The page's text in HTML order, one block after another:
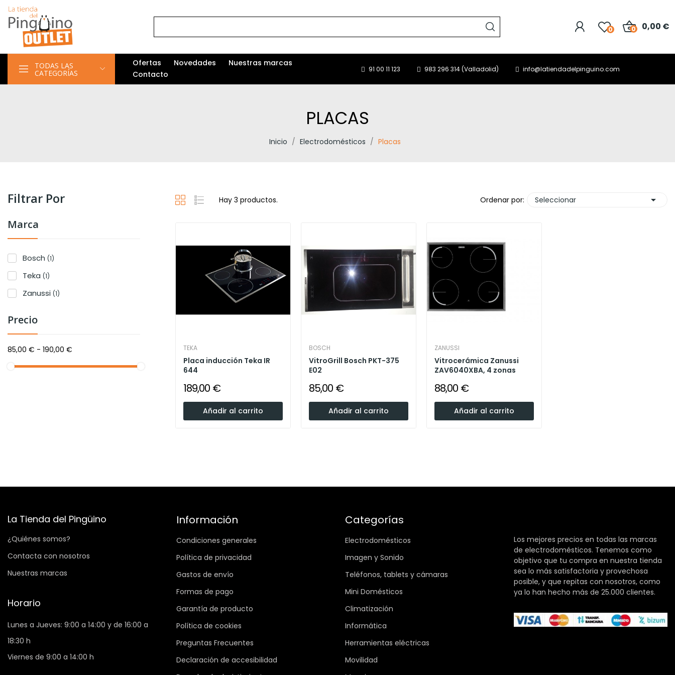
0 0,00 €
0
TODAS LAS
CATEGORÍAS
Ofertas Novedades
Nuestras marcas
Contacto
91 00 11 123 983 296 314 (Valladolid) info@latiendadelpinguino.com
PLACAS
Inicio Electrodomésticos Placas
Filtrar Por
Marca
Bosch (1)
Teka (1)
Zanussi (1)
Precio
85,00 € - 190,00 €
Hay 3 productos. Ordenar por: Seleccionar 
TEKA
Placa inducción Teka IR
644
189,00 €
Añadir al carrito
BOSCH
VitroGrill Bosch PKT-375
E02
85,00 €
Añadir al carrito
ZANUSSI
Vitrocerámica Zanussi
ZAV6040XBA, 4 zonas
88,00 €
Añadir al carrito
La Tienda del Pingüino
¿Quiénes somos?
Contacta con nosotros
Nuestras marcas
Horario
Lunes a Jueves: 9:00 a 14:00 y de 16:00 a
18:30 h
Viernes de 9:00 a 14:00 h
Información
Condiciones generales
Política de privacidad
Gastos de envío
Formas de pago
Garantía de producto
Política de cookies
Preguntas Frecuentes
Declaración de accesibilidad
Categorías
Electrodomésticos
Imagen y Sonido
Teléfonos, tablets y cámaras
Mini Domésticos
Climatización
Informática
Herramientas eléctricas
Movilidad
Los mejores precios en todas las marcas
de electrodomésticos. Tenemos como
objetivo que tu compra en nuestra tienda
sea lo más satisfactoria y provechosa
posible, y que repitas con nosotros, como
ya lo han hecho más de 25.000 clientes.